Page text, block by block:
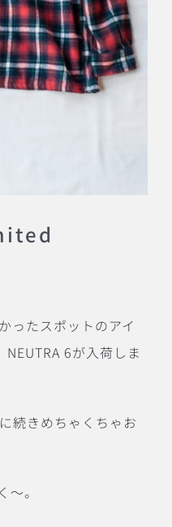
ったスポットのアイ
6が入荷しま
続きめちゃくちゃお
。